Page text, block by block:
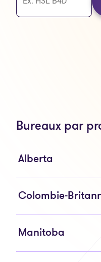
Bureaux par
Alberta
Colombie-
Manitoba